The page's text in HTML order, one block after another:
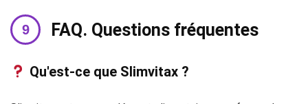
FAQ. Questions fréquentes
Qu'est-ce que Slimvitax ?